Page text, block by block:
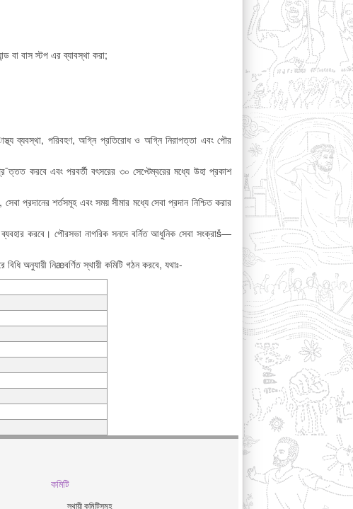
বা বাস স্টপ এর ব্যাবস্থা করা;
ব্যবস্থা, পরিবহণ, অগ্নি প্রতিরোধ ও অগ্নি নিরাপত্তা এবং পৌর
করবে এবং পরবর্তী বৎসরের ৩০ সেপ্টেম্বরের মধ্যে উহা প্রকাশ
প্রদানের শর্তসমূহ এবং সময় সীমার মধ্যে সেবা প্রদান নিশ্চিত করার
করবে। পৌরসভা নাগরিক সনদে বর্নিত আধুনিক সেবা সংক্রাš—
অনুযায়ী নিæবর্ণিত স্থায়ী কমিটি গঠন করবে, যথাঃ-
কমিটি
স্থায়ী কমিটিসমূহ